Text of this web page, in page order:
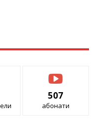
507
абонати